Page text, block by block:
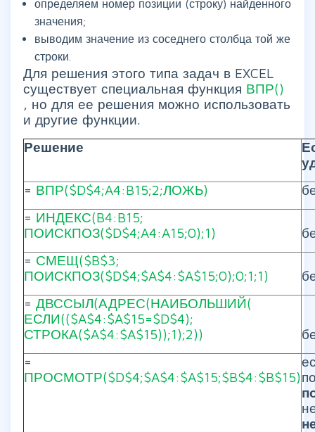
определяем номер позиции (строку) найденного
значения;
выводим значение из соседнего столбца той же
строки.
Для решения этого типа задач в EXCEL
существует специальная функция ВПР()
, но для ее решения можно использовать
и другие функции.
Решение
= ВПР($D$4;A4:B15;2;ЛОЖЬ)
= ИНДЕКС(B4:B15;
ПОИСКПОЗ($D$4;A4:A15;0);1)
= СМЕЩ($B$3;
ПОИСКПОЗ($D$4;$A$4:$A$15;0);0;1;1)
= ДВССЫЛ(АДРЕС(НАИБОЛЬШИЙ(
ЕСЛИ(($A$4:$A$15=$D$4);
СТРОКА($A$4:$A$15));1);2))
=
ПРОСМОТР($D$4;$A$4:$A$15;$B$4:$B$15)